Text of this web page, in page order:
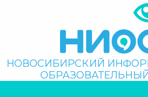
Поиск
НОВОСИБИРСКИЙ